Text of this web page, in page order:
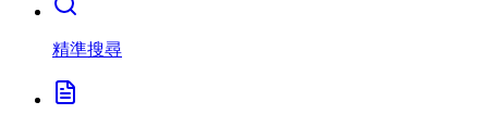
精準搜尋